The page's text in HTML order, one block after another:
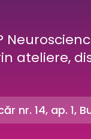
ateliere,
nr. 14, ap. 1,